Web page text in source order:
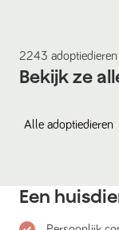
2243 adoptiedieren
Bekijk ze
Alle adoptiedieren
Een